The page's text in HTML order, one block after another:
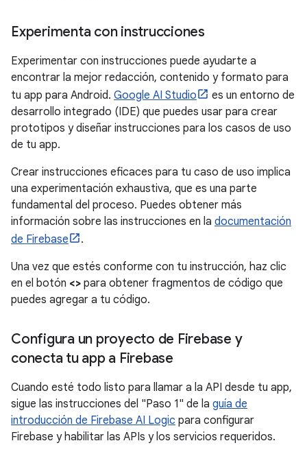
Experimenta con instrucciones
Experimentar con instrucciones puede ayudarte a
encontrar la mejor redacción, contenido y formato para
tu app para Android. Google AI Studio
es un entorno de
desarrollo integrado (IDE) que puedes usar para crear
prototipos y diseñar instrucciones para los casos de uso
de tu app.
Crear instrucciones eficaces para tu caso de uso implica
una experimentación exhaustiva, que es una parte
fundamental del proceso. Puedes obtener más
información sobre las instrucciones en la documentación
de Firebase
.
Una vez que estés conforme con tu instrucción, haz clic
en el botón <> para obtener fragmentos de código que
puedes agregar a tu código.
Configura un proyecto de Firebase y
conecta tu app a Firebase
Cuando esté todo listo para llamar a la API desde tu app,
sigue las instrucciones del "Paso 1" de la guía de
introducción de Firebase AI Logic para configurar
Firebase y habilitar las APIs y los servicios requeridos.